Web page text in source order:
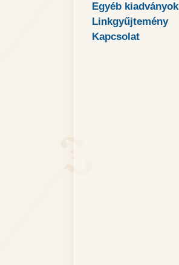
Egyéb kiadványok
Linkgyűjtemény
Kapcsolat